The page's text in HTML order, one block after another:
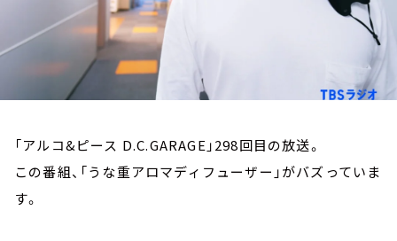
「アルコ&ピース D.C.GARAGE」298回目の放送。
この番組、「うな重アロマディフューザー」がバズっていま
す。